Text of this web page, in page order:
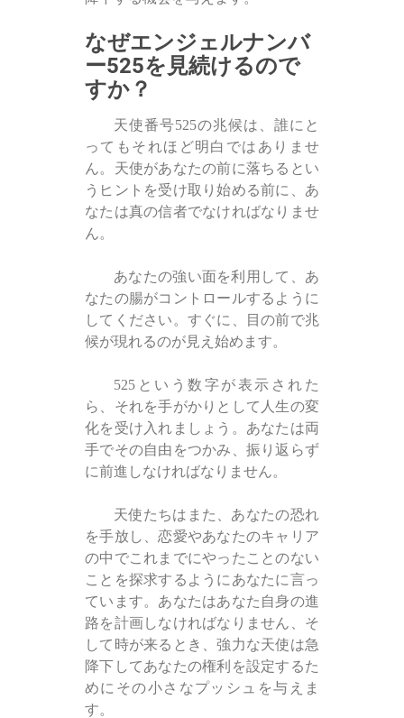
なぜエンジェルナンバ
ー525を見続けるので
すか？
天使番号525の兆候は、誰にと
ってもそれほど明白ではありませ
ん。天使があなたの前に落ちるとい
うヒントを受け取り始める前に、あ
なたは真の信者でなければなりませ
ん。
あなたの強い面を利用して、あ
なたの腸がコントロールするように
してください。すぐに、目の前で兆
候が現れるのが見え始めます。
525という数字が表示された
ら、それを手がかりとして人生の変
化を受け入れましょう。あなたは両
手でその自由をつかみ、振り返らず
に前進しなければなりません。
天使たちはまた、あなたの恐れ
を手放し、恋愛やあなたのキャリア
の中でこれまでにやったことのない
ことを探求するようにあなたに言っ
ています。あなたはあなた自身の進
路を計画しなければなりません、そ
して時が来るとき、強力な天使は急
降下してあなたの権利を設定するた
めにその小さなプッシュを与えま
す。